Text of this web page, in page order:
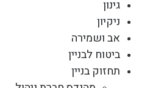
גינון
ניקיון
אב ושמירה
ביטוח לבניין
תחזוק בניין